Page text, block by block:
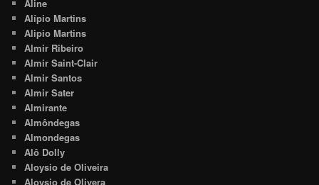
Aline
Alípio Martins
Alipio Martins
Almir Ribeiro
Almir Saint-Clair
Almir Santos
Almir Sater
Almirante
Almôndegas
Almondegas
Alô Dolly
Aloysio de Oliveira
Aloysio de Olivera